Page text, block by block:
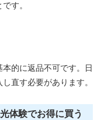
す。
的に返品不可です。日
直す必要があります。
体験でお得に買う